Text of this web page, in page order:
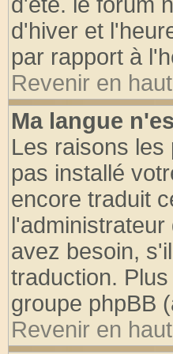
d'hiver et
par rapport à
Revenir en haut
Ma langue
Les raisons
pas installé
encore traduit
avez besoin,
traduction.
groupe phpBB
Revenir en haut